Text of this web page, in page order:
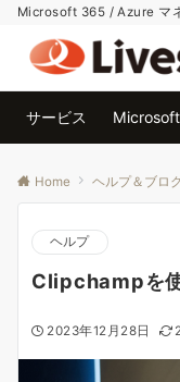
Microsoft 365 / Azure
サービス
Home ヘルプ＆ブロ
ヘルプ
Clipchampを
2023年12月28日